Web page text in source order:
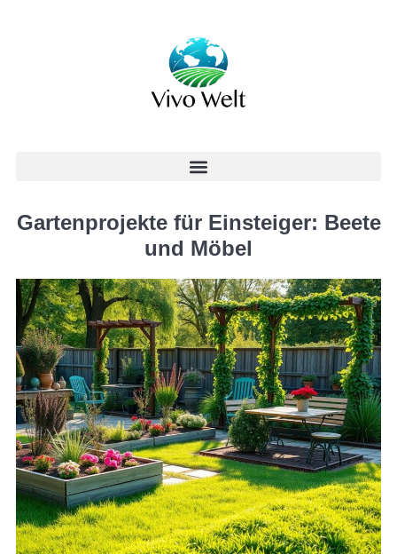
Gartenprojekte für Einsteiger: Beete
und Möbel